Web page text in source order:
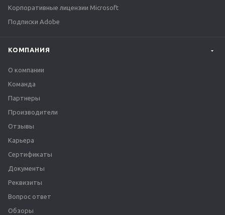
Корпоративные лицензии Microsoft
Подписки Adobe
КОМПАНИЯ
О компании
Команда
Партнеры
Производители
Отзывы
Карьера
Сертификаты
Документы
Реквизиты
Вопрос ответ
Обзоры